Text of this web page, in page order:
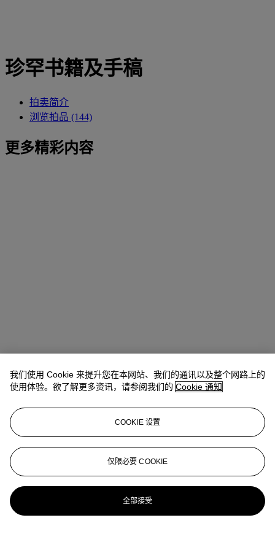
珍罕书籍及手稿
拍卖简介
浏览拍品 (144)
更多精彩内容
我们使用 Cookie 来提升您在本网站、我们的通讯以及整个网路上的
使用体验。欲了解更多资讯，请参阅我们的 Cookie 通知
COOKIE 设置
仅限必要 COOKIE
全部接受